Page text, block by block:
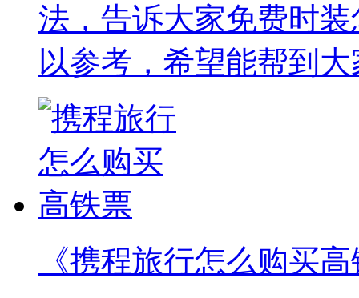
法，告诉大家免费时
以参考，希望能帮到
《携程旅行怎么购买